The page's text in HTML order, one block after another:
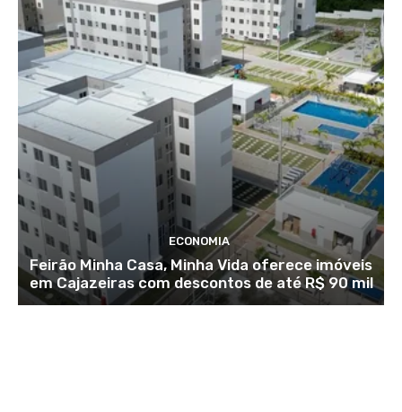
ECONOMIA
Feirão Minha Casa, Minha Vida oferece imóveis
em Cajazeiras com descontos de até R$ 90 mil